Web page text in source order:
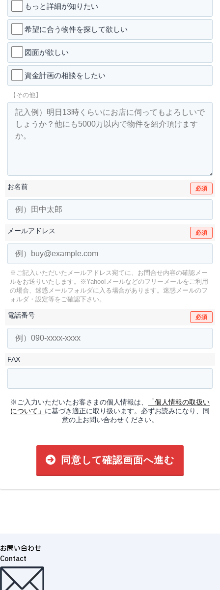
もっと詳細が知りたい
希望に合う物件を探して欲しい
図面が欲しい
資金計画の相談をしたい
【その他】
お名前 必須
メールアドレス 必須
※ご記入いただいたメールアドレス宛てに、お問合せ内容の確認メー
ルをお送りいたします。
※Yahoo!メールなどのフリーメールをご利用
の場合、迷惑メールフォルダに入る場合があります。 迷惑メールのフ
ォルダ・設定等をご確認下さい。
電話番号 必須
FAX
※ご入力いただいたお客さまの個人情報は、
「個人情報の取扱い
について」 に基づき適正に取り扱います。必ずお読みになり、同
意の上お問い合わせください。
同意して確認画面へ進む
お問い合わせ
Contact